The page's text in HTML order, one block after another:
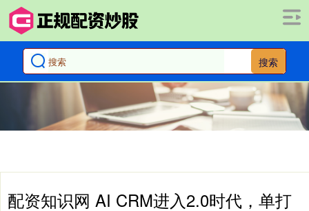
搜索
配资知识网 AI CRM进入2.0时代，单打